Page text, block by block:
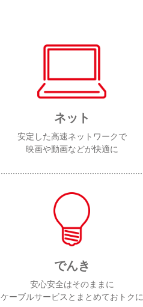
ネット
安定した高速ネットワークで
映画や動画などが快適に
でんき
安心安全はそのままに
ケーブルサービスとまとめておトクに